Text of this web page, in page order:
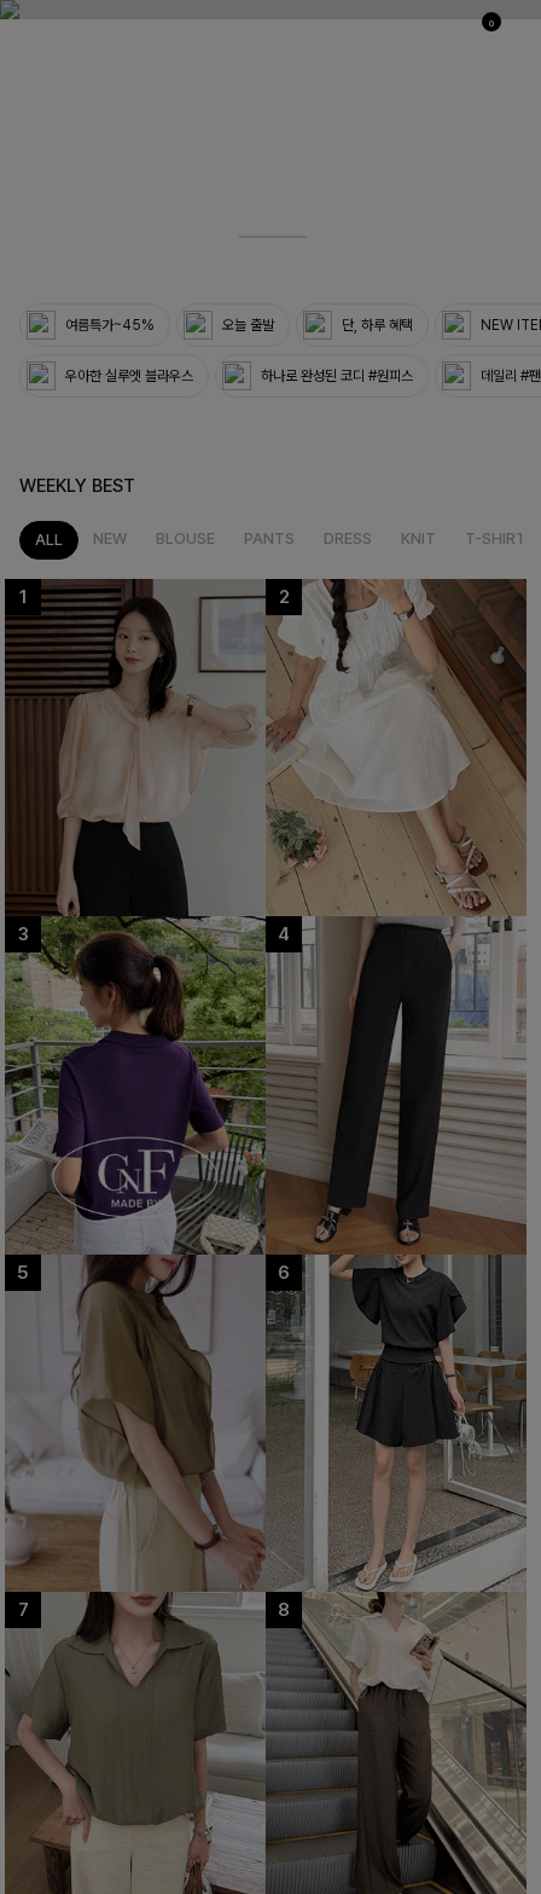
0
여름특가~45% 오늘 출발 단, 하루 혜택 NEW
우아한 실루엣 블라우스 하나로 완성된 코디 #원피스 데일리 #
WEEKLY BEST
ALL NEW BLOUSE PANTS DRESS KNIT T-SHIRT